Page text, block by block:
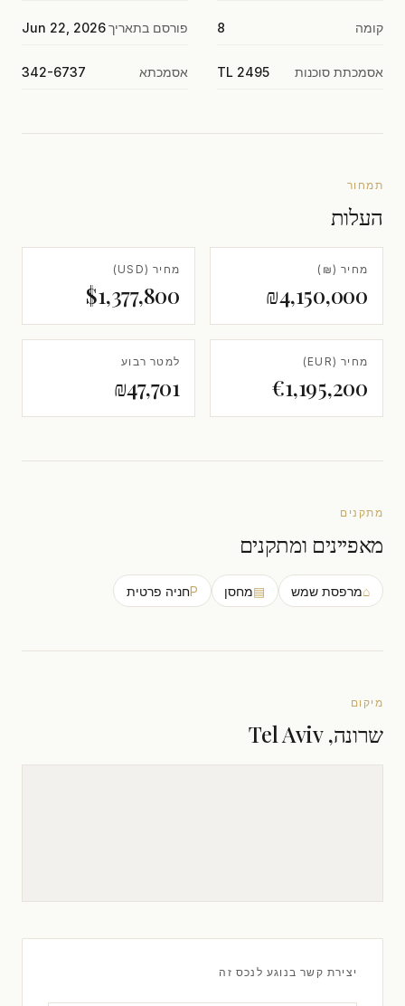
קומה 8 פורסם בתאריךJun 22, 2026
אסמכתת סוכנות TL 2495 אסמכתא 342-6737
תמחור
העלות
מחיר (₪)
₪4,150,000
מחיר (USD)
$1,377,800
מחיר (EUR)
€1,195,200
למטר רבוע
₪47,701
מתקנים
מאפיינים ומתקנים
⌂מרפסת שמש ▤מחסן Pחניה פרטית
מיקום
שרונה, Tel Aviv
יצירת קשר בנוגע לנכס זה